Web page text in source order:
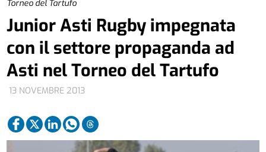
Torneo del Tartufo
13 NOVEMBRE 2013
Junior Asti Rugby impegnata
con il settore propaganda ad
Asti nel Torneo del Tartufo